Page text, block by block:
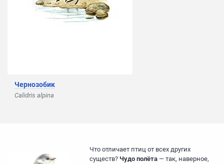
Чернозобик
Calidris alpina
Что отличает птиц от всех других
существ? Чудо полёта — так, наверное,